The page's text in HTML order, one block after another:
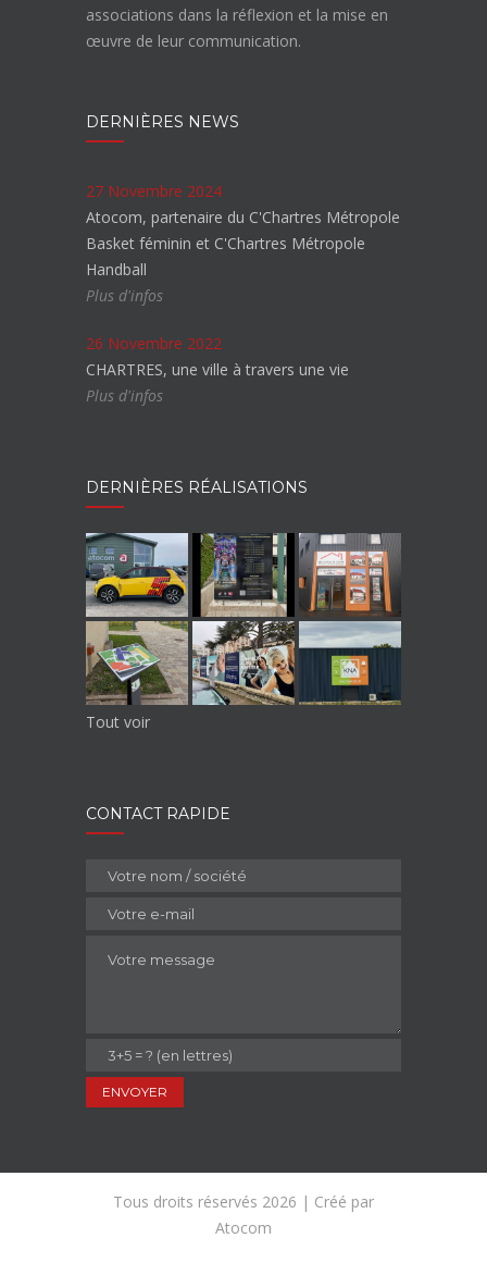
associations dans la réflexion et la mise en
œuvre de leur communication.
DERNIÈRES NEWS
27 Novembre 2024
Atocom, partenaire du C'Chartres Métropole
Basket féminin et C'Chartres Métropole
Handball
Plus d'infos
26 Novembre 2022
CHARTRES, une ville à travers une vie
Plus d'infos
DERNIÈRES RÉALISATIONS
Tout voir
CONTACT RAPIDE
Tous droits réservés 2026 | Créé par
Atocom